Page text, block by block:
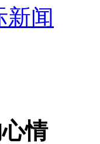
新闻
情